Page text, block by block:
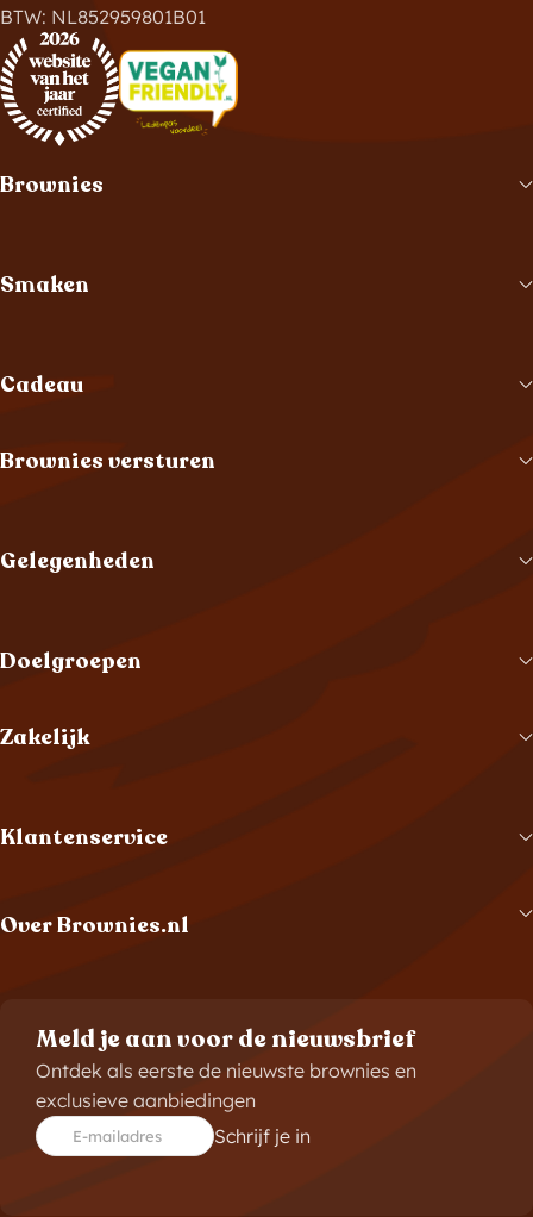
BTW: NL852959801B01
Brownies
Smaken
Cadeau
Brownies versturen
Gelegenheden
Doelgroepen
Zakelijk
Klantenservice
Over Brownies.nl
Meld je aan voor de nieuwsbrief
Ontdek als eerste de nieuwste brownies en
exclusieve aanbiedingen
E-mailadres Schrijf je in